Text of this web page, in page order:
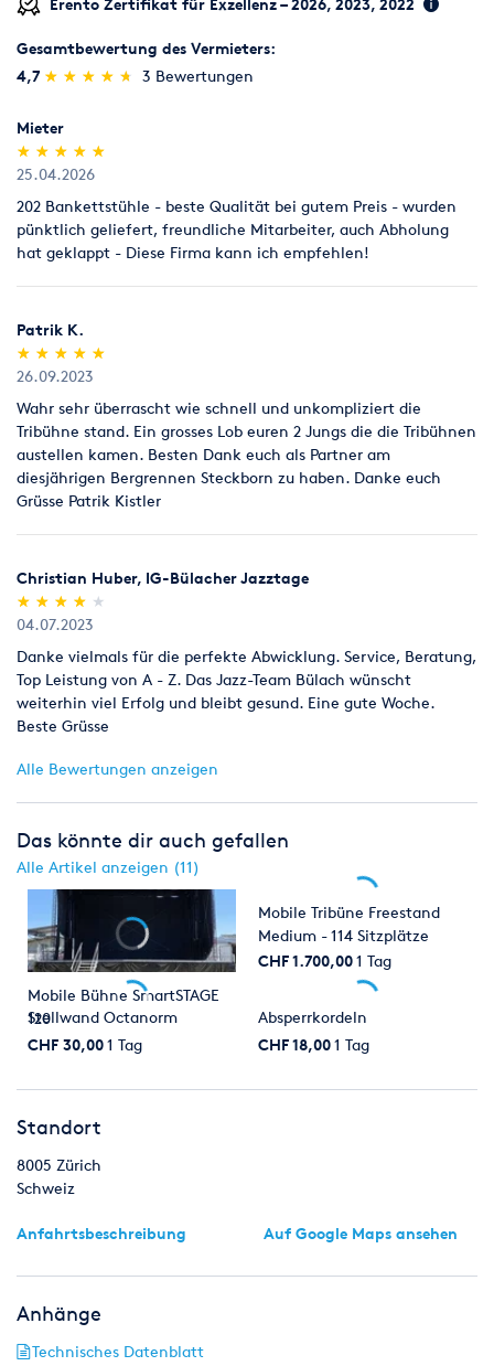
Erento Zertifikat für Exzellenz – 2026, 2023, 2022
Gesamtbewertung des Vermieters:
4,7 (*)
★
★
(*) ★
★
(*) ★
★
(*) ★
★
(*) ★
★ 3 Bewertungen
Mieter
(*)
★
★
(*) ★
★
(*) ★
★
(*) ★
★
(*) ★
★
25.04.2026
202 Bankettstühle - beste Qualität bei gutem Preis - wurden
pünktlich geliefert, freundliche Mitarbeiter, auch Abholung
hat geklappt - Diese Firma kann ich empfehlen!
Patrik K.
(*)
★
★
(*) ★
★
(*) ★
★
(*) ★
★
(*) ★
★
26.09.2023
Wahr sehr überrascht wie schnell und unkompliziert die
Tribühne stand. Ein grosses Lob euren 2 Jungs die die Tribühnen
austellen kamen. Besten Dank euch als Partner am
diesjährigen Bergrennen Steckborn zu haben. Danke euch
Grüsse Patrik Kistler
Christian Huber, IG-Bülacher Jazztage
(*)
★
★
(*) ★
★
(*) ★
★
(*) ★
★
( ) ★
★
04.07.2023
Danke vielmals für die perfekte Abwicklung. Service, Beratung,
Top Leistung von A - Z. Das Jazz-Team Bülach wünscht
weiterhin viel Erfolg und bleibt gesund. Eine gute Woche.
Beste Grüsse
Alle Bewertungen anzeigen
Das könnte dir auch gefallen
Alle Artikel anzeigen (11)
Mobile Bühne SmartSTAGE
120
Mobile Tribüne Freestand
Medium - 114 Sitzplätze
CHF 1.700,001 Tag
Stellwand Octanorm
CHF 30,001 Tag
Absperrkordeln
CHF 18,001 Tag
Standort
8005 Zürich
Schweiz
Anfahrtsbeschreibung Auf Google Maps ansehen
Anhänge
Technisches Datenblatt